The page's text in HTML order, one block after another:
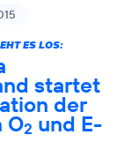
ES LOS:
startet
der
O2 und E-